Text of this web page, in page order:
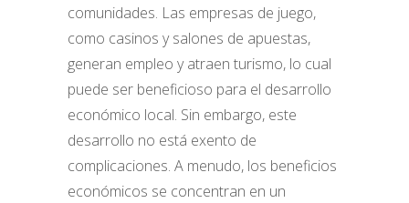
comunidades. Las empresas de juego,
como casinos y salones de apuestas,
generan empleo y atraen turismo, lo cual
puede ser beneficioso para el desarrollo
económico local. Sin embargo, este
desarrollo no está exento de
complicaciones. A menudo, los beneficios
económicos se concentran en un